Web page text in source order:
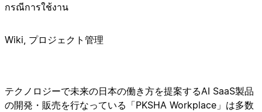
テクノロジーで未来の日本の働き方を提案するAI SaaS製品
の開発・販売を行なっている「PKSHA Workplace」は多数
กรณีการใช้งาน
Wiki, プロジェクト管理